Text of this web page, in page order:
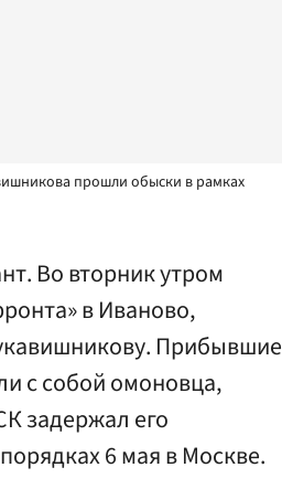
прошли обыски в рамках
Во вторник утром
в Иваново,
Прибывшие
с собой омоновца,
задержал его
6 мая в Москве.